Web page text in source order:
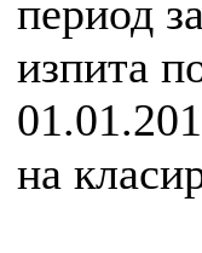
период
изпита
на